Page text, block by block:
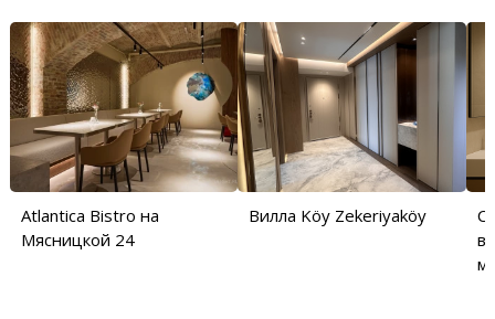
Atlantica Bistro на
Мясницкой 24
Вилла Köy Zekeriyaköy